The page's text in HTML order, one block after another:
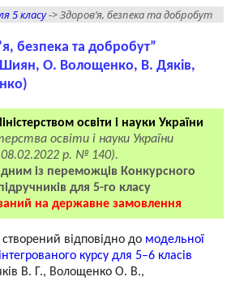
5 класу-> Здоров’я, безпека та добробут
безпека та добробут”
Шиян, О. Волощенко, В. Дяків,
освіти і науки України
освіти і науки України
08.02.2022 р. № 140).
із переможців Конкурсного
для 5-го класу
на державне замовлення
відповідно до модельної
курсу для 5–6 класів
В. Г., Волощенко О. В.,